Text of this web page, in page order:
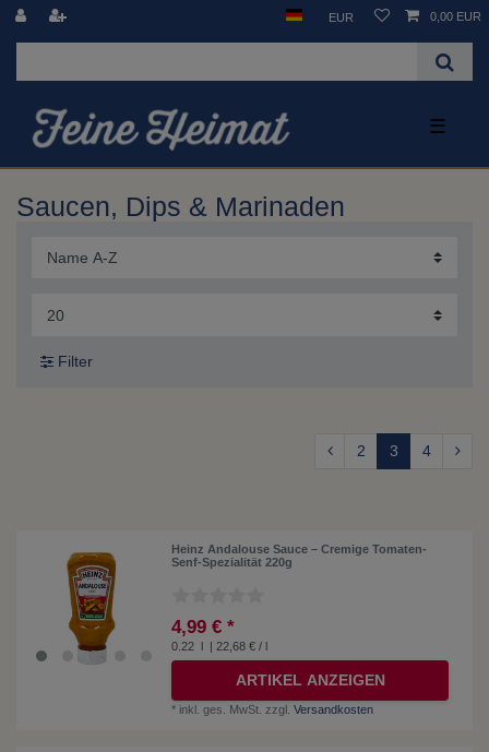
EUR 0,00 EUR
☰
Saucen, Dips & Marinaden
Filter
2 3 4
Heinz Andalouse Sauce – Cremige Tomaten-
Senf-Spezialität 220g
4,99 € *
0.22 l | 22,68 € / l
ARTIKEL ANZEIGEN
* inkl. ges. MwSt. zzgl.Versandkosten